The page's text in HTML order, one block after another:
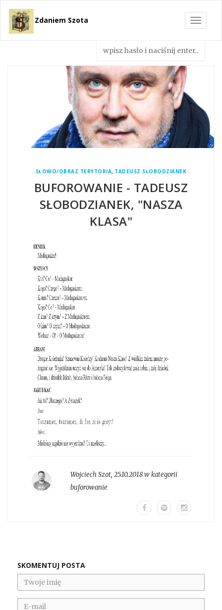
Toggle
Zdaniem Szota
SŁOWO/OBRAZ TERYTORIA, TADEUSZ SŁOBODZIANEK
BUFOROWANIE - TADEUSZ
SŁOBODZIANEK, "NASZA
KLASA"
Wojciech Szot, 25.10.2018 w kategorii
buforowanie
SKOMENTUJ POSTA